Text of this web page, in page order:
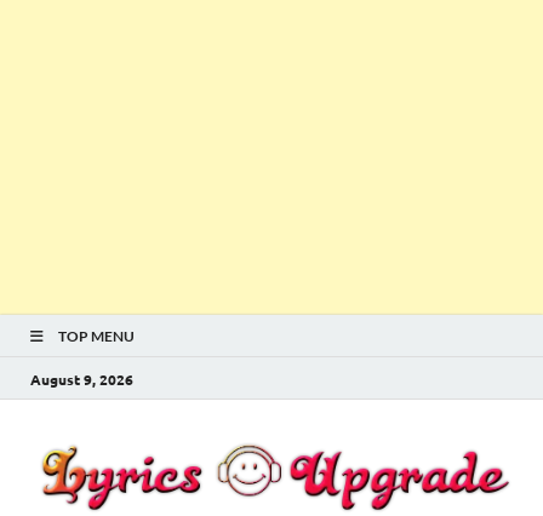
TOP MENU
August 9, 2026